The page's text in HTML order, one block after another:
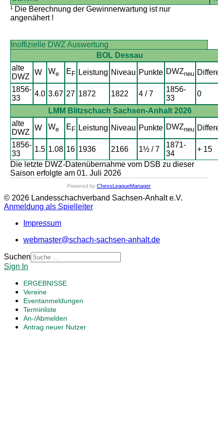
¹ Die Berechnung der Gewinnerwartung ist nur
angenähert !
Inoffizielle DWZ Auswertung
BOL Dessau
alte
DWZ
W We E F Leistung Niveau Punkte DWZneu
1856-
33
4.0 3.67 27 1872 1822 4 / 7
1856-
33
0
LMM Blitzschach Sachsen-Anhalt 2026
alte
DWZ
W We E F Leistung Niveau Punkte DWZneu
1856-
33
1.5 1.08 16 1936 2166 1½ / 7
1871-
34
+ 15
Die letzte DWZ-Datenübernahme vom DSB zu dieser
Saison erfolgte am 01. Juli 2026
Powered by ChessLeagueManager
© 2026 Landesschachverband Sachsen-Anhalt e.V.
Anmeldung als Spielleiter
Impressum
webmaster@schach-sachsen-anhalt.de
Suchen
Sign In
ERGEBNISSE
Vereine
Eventanmeldungen
Terminliste
An-/Abmelden
Antrag neuer Nutzer